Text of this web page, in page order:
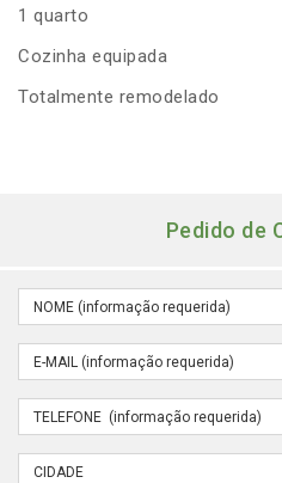
1 quarto
Cozinha equipada
Totalmente remodelado
Pedido de